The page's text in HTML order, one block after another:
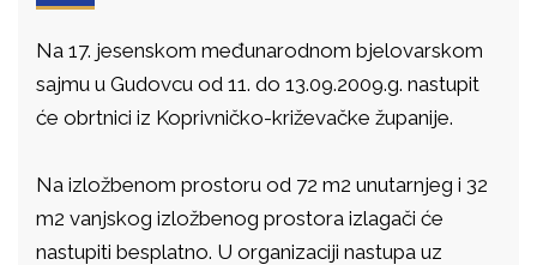
Na 17. jesenskom međunarodnom bjelovarskom
sajmu u Gudovcu od 11. do 13.09.2009.g. nastupit
će obrtnici iz Koprivničko-križevačke županije.
Na izložbenom prostoru od 72 m2 unutarnjeg i 32
m2 vanjskog izložbenog prostora izlagači će
nastupiti besplatno. U organizaciji nastupa uz